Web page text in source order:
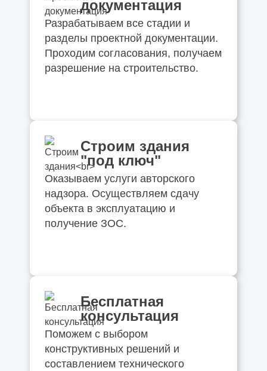
документация
Разрабатываем все стадии и
разделы проектной документации.
Проходим согласования, получаем
разрешение на строительство.
Строим здания
"под ключ"
Оказываем услуги авторского
надзора. Осуществляем сдачу
объекта в эксплуатацию и
получение ЗОС.
Бесплатная
консультация
Поможем с выбором
конструктивных решений и
составлением технического